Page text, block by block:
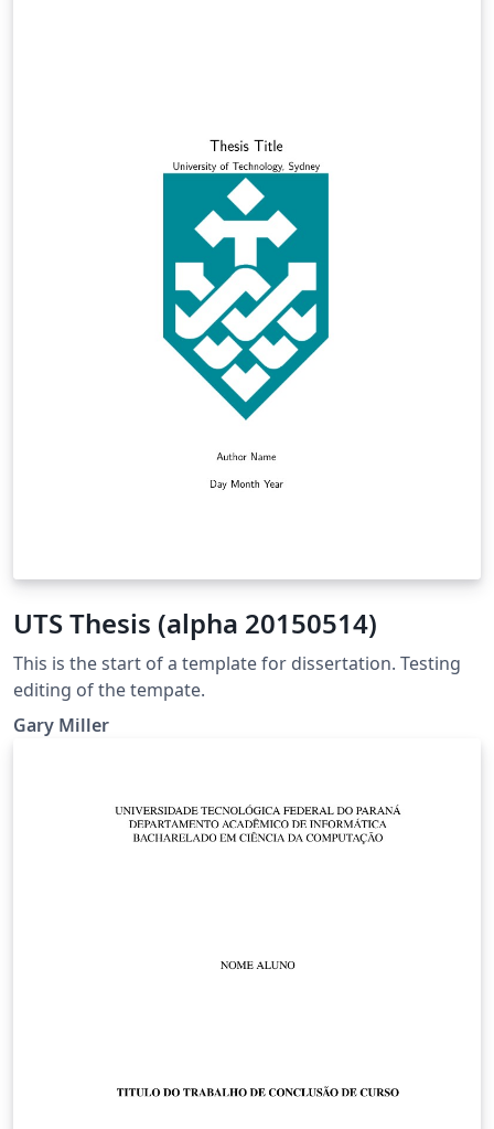
UTS Thesis (alpha 20150514)
This is the start of a template for dissertation. Testing
editing of the tempate.
Gary Miller